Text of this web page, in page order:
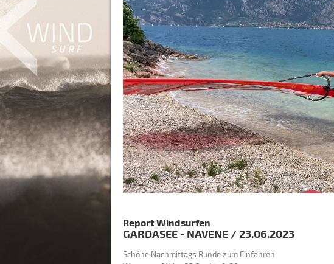
Report Windsurfen
GARDASEE - NAVENE / 23.06.2023
Schöne Nachmittags Runde zum Einfahren